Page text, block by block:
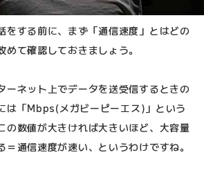
をする前に、まず「通信速度」とはどの
て確認しておきましょう。
ーネット上でデータを送受信するときの
は「Mbps(メガビーピーエス)」という
の数値が大きければ大きいほど、大容量
通信速度が速い、というわけですね。